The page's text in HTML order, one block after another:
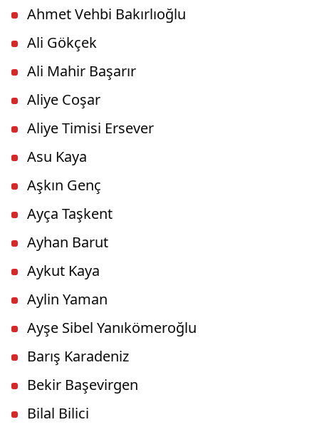
Ahmet Vehbi Bakırlıoğlu
Ali Gökçek
Ali Mahir Başarır
Aliye Coşar
Aliye Timisi Ersever
Asu Kaya
Aşkın Genç
Ayça Taşkent
Ayhan Barut
Aykut Kaya
Aylin Yaman
Ayşe Sibel Yanıkömeroğlu
Barış Karadeniz
Bekir Başevirgen
Bilal Bilici